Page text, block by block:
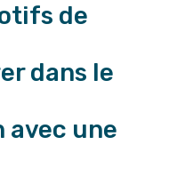
de
dans le
avec une